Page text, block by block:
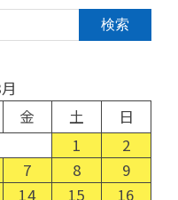
金 土
日
1
2
7 8
9
14 15 16